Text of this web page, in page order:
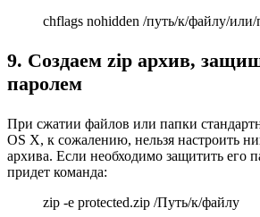
chflags nohidden /путь/к/файлу/или/
9. Создаем zip архив,
паролем
При сжатии файлов или папки
OS X, к сожалению, нельзя настроить
архива. Если необходимо защитить его
придет команда:
zip -e protected.zip /Путь/к/файлу